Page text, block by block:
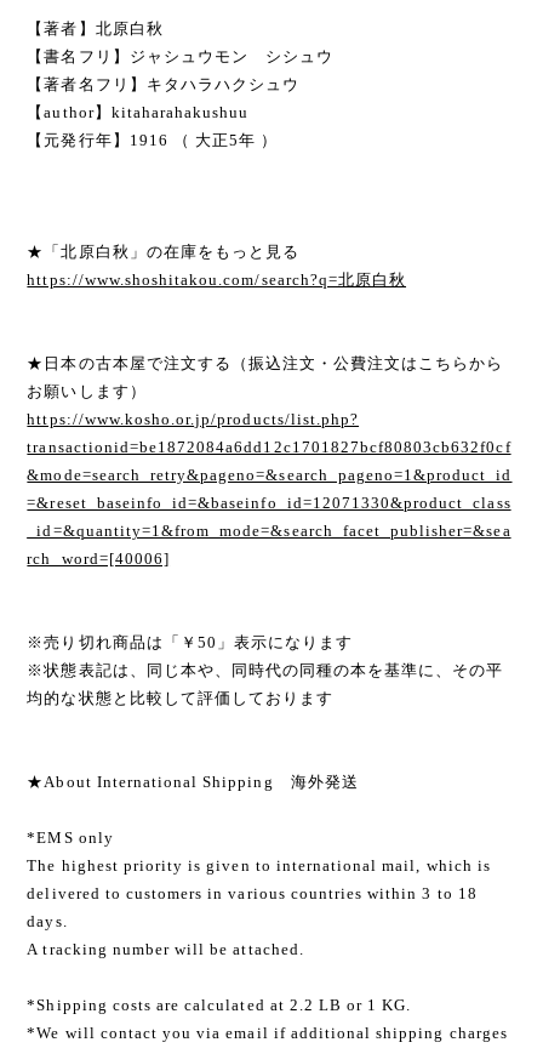
【著者】北原白秋
【書名フリ】ジャシュウモン シシュウ
【著者名フリ】キタハラハクシュウ
【author】kitaharahakushuu
【元発行年】1916 （ 大正5年 ）
★「北原白秋」の在庫をもっと見る
https://www.shoshitakou.com/search?q=北原白秋
★日本の古本屋で注文する（振込注文・公費注文はこちらから
お願いします）
https://www.kosho.or.jp/products/list.php?
transactionid=be1872084a6dd12c1701827bcf80803cb632f0cf
&mode=search_retry&pageno=&search_pageno=1&product_id
=&reset_baseinfo_id=&baseinfo_id=12071330&product_class
_id=&quantity=1&from_mode=&search_facet_publisher=&sea
rch_word=[40006]
※売り切れ商品は「￥50」表示になります
※状態表記は、同じ本や、同時代の同種の本を基準に、その平
均的な状態と比較して評価しております
★About International Shipping 海外発送
*EMS only
The highest priority is given to international mail, which is
delivered to customers in various countries within 3 to 18
days.
A tracking number will be attached.
*Shipping costs are calculated at 2.2 LB or 1 KG.
*We will contact you via email if additional shipping charges